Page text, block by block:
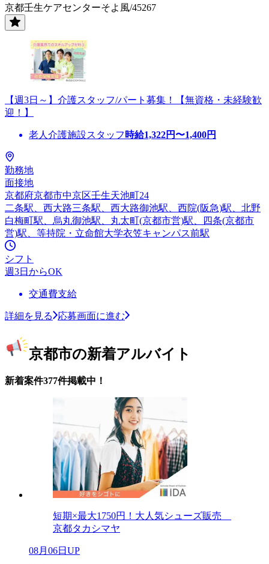
京都壬生ケアセンターそよ風/45267
【週3日～】介護スタッフ/パート募集！【無資格・未経験歓
迎！】
老人介護施設スタッフ 時給1,322円〜1,400円
勤務地
面接地
京都府京都市中京区壬生天池町24
二条駅、西大路三条駅、西大路御池駅、西院(阪急)駅、北野
白梅町駅、烏丸御池駅、丸太町(京都市営)駅、四条(京都市
営)駅、等持院・立命館大学衣笠キャンパス前駅
シフト
週3日からOK
交通費支給
詳細を見る 応募画面に進む
京都市の新着アルバイト
新着案件377件掲載中！
短期×最大1750円！大人気シューズ販売
京都タカシマヤ
08月06日UP